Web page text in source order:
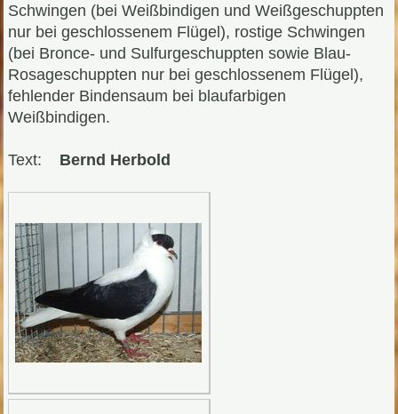
Schwingen (bei Weißbindigen und Weißgeschuppten
nur bei geschlossenem Flügel), rostige Schwingen
(bei Bronce- und Sulfurgeschuppten sowie Blau-
Rosageschuppten nur bei geschlossenem Flügel),
fehlender Bindensaum bei blaufarbigen
Weißbindigen.
Text: Bernd Herbold